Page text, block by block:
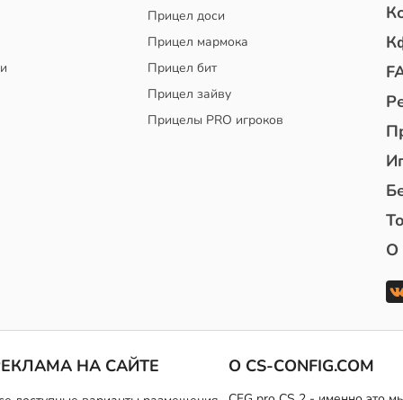
Прицел доси
Прицел мармока
Прицел бит
Прицел зайву
Прицелы PRO игроков
О
НА САЙТЕ О CS-CONFIG.COM